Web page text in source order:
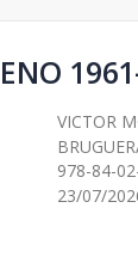
VICTOR
978-84-
23/07/